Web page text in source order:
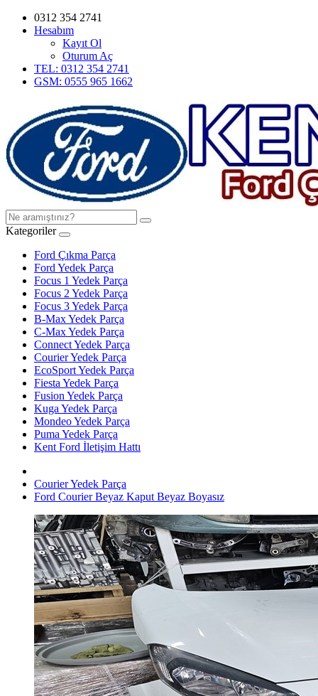
0312 354 2741
Hesabım
Kayıt Ol
Oturum Aç
TEL: 0312 354 2741
GSM: 0555 965 1662
Kategoriler
Ford Çıkma Parça
Ford Yedek Parça
Focus 1 Yedek Parça
Focus 2 Yedek Parça
Focus 3 Yedek Parça
B-Max Yedek Parça
C-Max Yedek Parça
Connect Yedek Parça
Courier Yedek Parça
EcoSport Yedek Parça
Fiesta Yedek Parça
Fusion Yedek Parça
Kuga Yedek Parça
Mondeo Yedek Parça
Puma Yedek Parça
Kent Ford İletişim Hattı
Courier Yedek Parça
Ford Courier Beyaz Kaput Beyaz Boyasız